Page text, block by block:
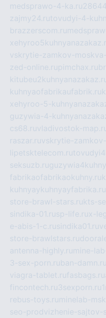
medsprawo-4-ka.ru
zajmy24.rutovudyi-4-
brazzerscom.ru
vskrytie-zamkov-moskva-
zed-online.rupimchax.ru
kuhnyaofabrikaufabrik.ru
xehyroo-5-
guzywia-4-
cs68.ruvladivostok-
raszar.ruvskrytie-
lipetsktelecom.ru
seksuzb.ru
fabrikaofabrikaokuhny.ru
kuhnyaykuhnyayfabrika.ru
store-brawl-stars.rukts-
sindika-01.rusp-life.rux-
e-abis-1-c.rusindika01.ru
store-brawlstars.ru
antenna-highly.ru mine-
3-sex-porn.ruban-damn.ru
viagra-tablet.rufasbags.ru
fincontech.ru3sexporn.ru
rebus-toys.ru minelab-
seo-prodvizhenie-